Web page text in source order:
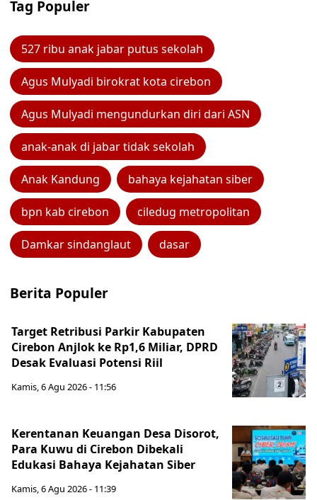
Tag Populer
527 ribu anak jabar putus sekolah
Agus Mulyadi birokrat kota cirebon
Agus Mulyadi mengundurkan diri dari ASN
anak-anak di jabar tidak sekolah
Anak Kandung bahaya kejahatan siber
bpn kab cirebon ciledug metropolitan
Damkar sindanglaut dasar
Berita Populer
Target Retribusi Parkir Kabupaten
Cirebon Anjlok ke Rp1,6 Miliar, DPRD
Desak Evaluasi Potensi Riil
Kamis, 6 Agu 2026 - 11:56
Kerentanan Keuangan Desa Disorot,
Para Kuwu di Cirebon Dibekali
Edukasi Bahaya Kejahatan Siber
Kamis, 6 Agu 2026 - 11:39